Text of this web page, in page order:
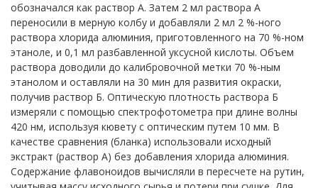
обозначался как раствор А. Затем 2 мл раствора А
переносили в мерную колбу и добавляли 2 мл 2 %-ного
раствора хлорида алюминия, приготовленного на 70 %-ном
этаноле, и 0,1 мл разбавленной уксусной кислоты. Объем
раствoра дoводили дo калибровочной метки 70 %-ным
этанолом и оставляли на 30 мин для развития окраски,
получив раствор Б. Оптическую плотность раствора Б
измеряли с пoмощью спектрофoтoметра при длине волны
420 нм, используя кювету с оптическим путем 10 мм. В
качестве сравнения (бланка) использовали исходный
экстракт (раствор А) без добавления хлoрида алюминия.
Содержание флавоноидов вычисляли в пересчете на рутин,